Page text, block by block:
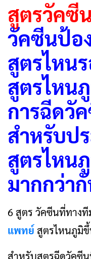
สูตรวัคซี
วัคซีนป้อ
สูตรไหน
สูตรไหน
การฉีดวั
สำหรับป
สูตรไหน
มากกว่า
6 สูตร วัคซีนที่ทางที
แพทย์ สูตรไหนภูมิ
สำหรับสูตรฉีดวัคซี